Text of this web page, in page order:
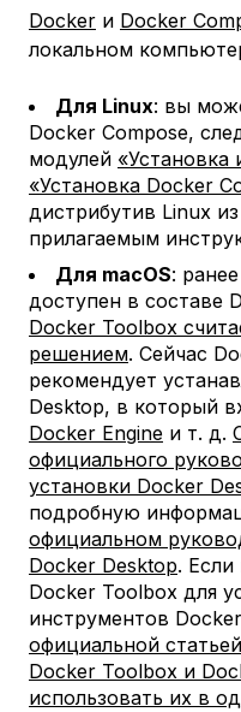
Docker и Docker
локальном
Для Linux: вы
Docker Compose,
модулей «Установка
«Установка Docker
дистрибутив Linux
прилагаемым
Для macOS:
доступен в составе
Docker Toolbox
решением. Сейчас
рекомендует
Desktop, в который
Docker Engine и т. д.
официального
установки Docker
подробную
официальном
Docker Desktop. Если
Docker Toolbox для
инструментов
официальной
Docker Toolbox и
использовать их в